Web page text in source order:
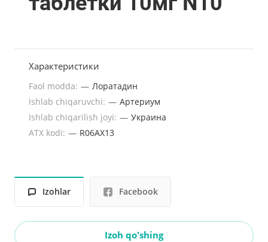
Характеристики
Faol modda: — Лоратадин
Ishlab chiqaruvchi: — Артериум
Ishlab chiqarilish joyi: — Украина
ATX kodi: — R06AX13
Izohlar Facebook
Izoh qo'shing